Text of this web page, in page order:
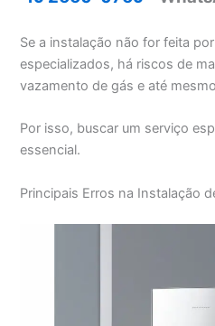
Se a instalação não for feita
especializados, há riscos de
vazamento de gás e até
Por isso, buscar um serviço
essencial.
Principais Erros na Instalação